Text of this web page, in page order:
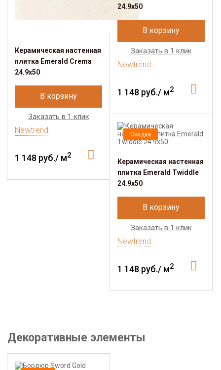
Керамическая настенная
плитка Emerald Crema
24.9х50
В корзину
Заказать в 1 клик
Newtrend
1 148 руб./ м2
24.9х50
В корзину
Заказать в 1 клик
Newtrend
1 148 руб./ м2
Скидка
Керамическая настенная
плитка Emerald Twiddle
24.9х50
В корзину
Заказать в 1 клик
Newtrend
1 148 руб./ м2
Декоративные элементы